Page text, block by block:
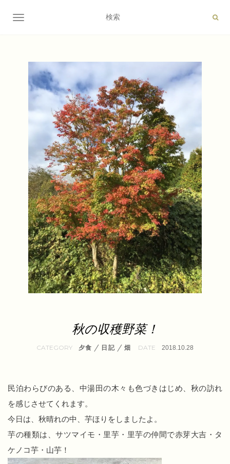
ナビゲーション切り替え
秋の収穫野菜！
夕食 / 日記/ 畑 2018.10.28
民泊わらびのある、中湯田の木々も色づきはじめ、秋の訪れ
を感じさせてくれます。
今日は、秋晴れの中、芋ほりをしましたよ。
芋の種類は、サツマイモ・里芋・里芋の仲間で赤芽大吉・タ
ケノコ芋・山芋！